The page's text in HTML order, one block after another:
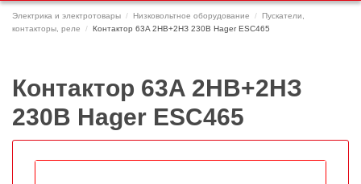
Электрика и электротовары Низковольтное оборудование
Пускатели,
контакторы, реле
Контактор 63A 2НВ+2НЗ 230В Hager ESC465
Контактор 63A 2НВ+2НЗ
230В Hager ESC465